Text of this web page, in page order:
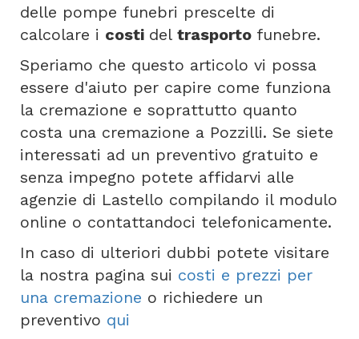
delle pompe funebri prescelte di
calcolare i costi del trasporto funebre.
Speriamo che questo articolo vi possa
essere d'aiuto per capire come funziona
la cremazione e soprattutto quanto
costa una cremazione a Pozzilli. Se siete
interessati ad un preventivo gratuito e
senza impegno potete affidarvi alle
agenzie di Lastello compilando il modulo
online o contattandoci telefonicamente.
In caso di ulteriori dubbi potete visitare
la nostra pagina sui costi e prezzi per
una cremazione o richiedere un
preventivo qui